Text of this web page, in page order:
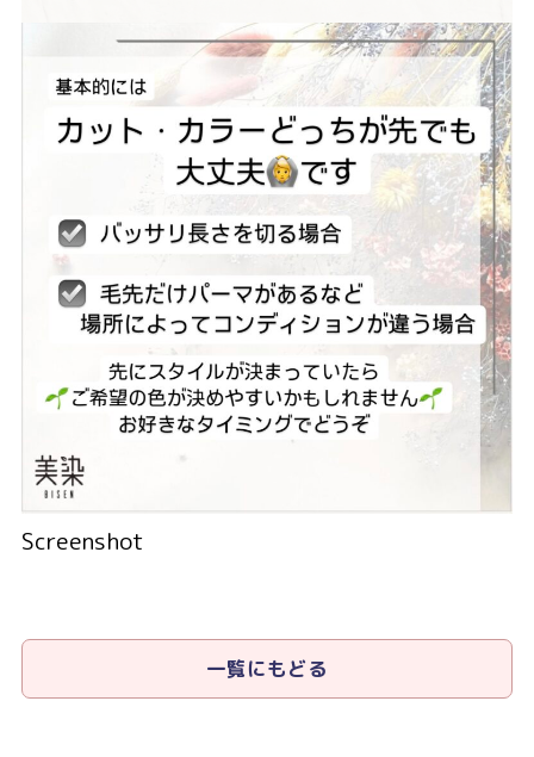
Screenshot
一覧にもどる